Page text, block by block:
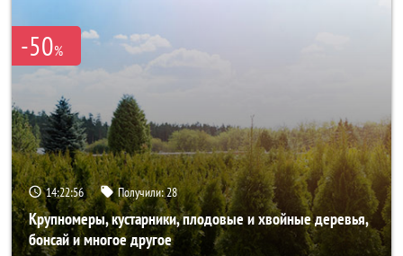
-50%
14:22:54 Получили:28
Крупномеры, кустарники, плодовые и хвойные деревья,
бонсай и многое другое